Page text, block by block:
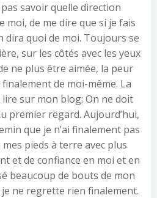
savoir quelle direction
moi, de me dire que si je fais
dira quoi de moi. Toujours se
sur les côtés avec les yeux
ne plus être aimée, la peur
de moi-même. La
sur mon blog: On ne doit
premier regard. Aujourd’hui,
que je n’ai finalement pas
mes pieds à terre avec plus
et de confiance en moi et en
beaucoup de bouts de mon
je ne regrette rien finalement.